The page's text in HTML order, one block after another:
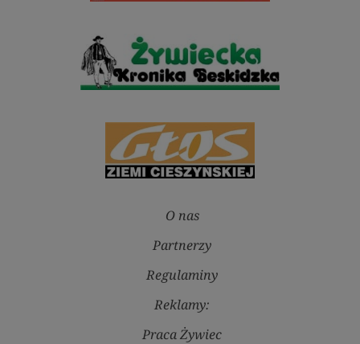
O nas
Partnerzy
Regulaminy
Reklamy:
Praca Żywiec